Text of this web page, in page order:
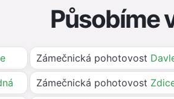
Působíme
Zámečnická pohotovost
Zámečnická pohotovost